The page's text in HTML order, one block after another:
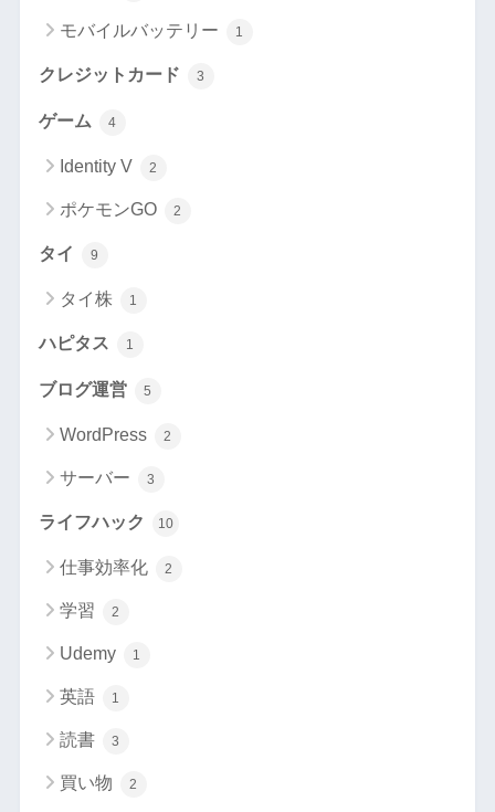
モバイルバッテリー 1
クレジットカード 3
ゲーム 4
Identity V 2
ポケモンGO 2
タイ 9
タイ株 1
ハピタス 1
ブログ運営 5
WordPress 2
サーバー 3
ライフハック 10
仕事効率化 2
学習 2
Udemy 1
英語 1
読書 3
買い物 2